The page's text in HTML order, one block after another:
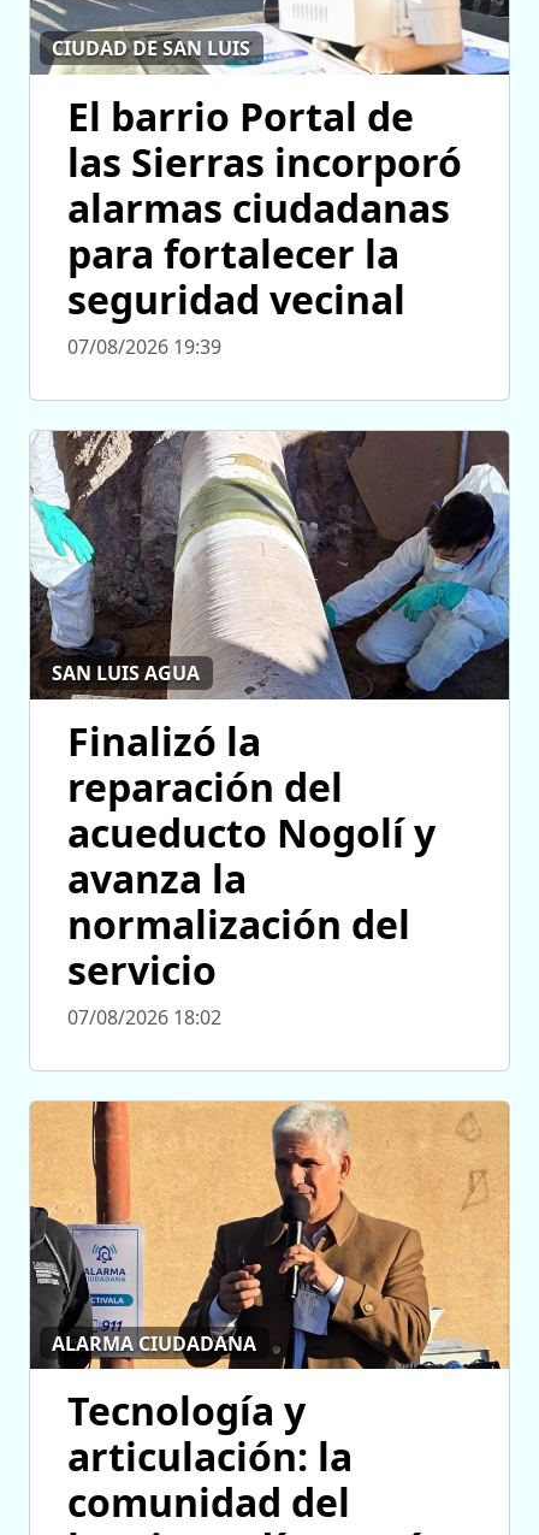
CIUDAD DE SAN LUIS
El barrio Portal de
las Sierras incorporó
alarmas ciudadanas
para fortalecer la
seguridad vecinal
07/08/2026 19:39
SAN LUIS AGUA
Finalizó la
reparación del
acueducto Nogolí y
avanza la
normalización del
servicio
07/08/2026 18:02
ALARMA CIUDADANA
Tecnología y
articulación: la
comunidad del